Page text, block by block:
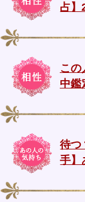
占】
こ
中鑑
待つ
手】